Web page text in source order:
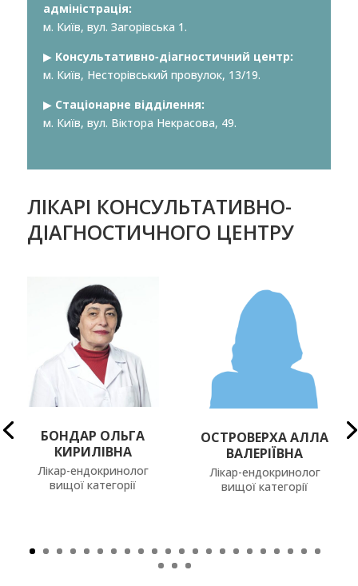
адміністрація:
м. Київ, вул. Загорівська 1.
▶︎ Консультативно-діагностичний центр:
м. Київ, Несторівський провулок, 13/19.
▶︎ Стаціонарне відділення:
м. Київ, вул. Віктора Некрасова, 49.
ЛІКАРІ КОНСУЛЬТАТИВНО-
ДІАГНОСТИЧНОГО ЦЕНТРУ
БОНДАР ОЛЬГА
КИРИЛІВНА
Лікар-ендокринолог
вищої категорії
ОСТРОВЕРХА АЛЛА
ВАЛЕРІЇВНА
Лікар-ендокринолог
вищої категорії